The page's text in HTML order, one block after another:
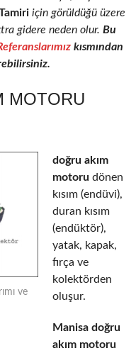
için görüldüğü üzere
gidere neden olur. Bu
kısmından
MOTORU
ve
doğru akım
motoru dönen
kısım (endüvi),
duran kısım
(endüktör),
yatak, kapak,
fırça ve
kolektörden
oluşur.
Manisa doğru
akım motoru